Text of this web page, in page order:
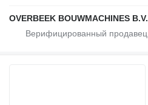
OVERBEEK BOUWMACHINES B.V.